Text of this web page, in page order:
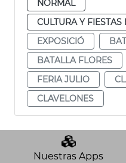
NORMAL
CULTURA Y FIESTAS
EXPOSICIÓ
BATALLA FLORES
FERIA JULIO
CLAVELONES
Nuestras Apps